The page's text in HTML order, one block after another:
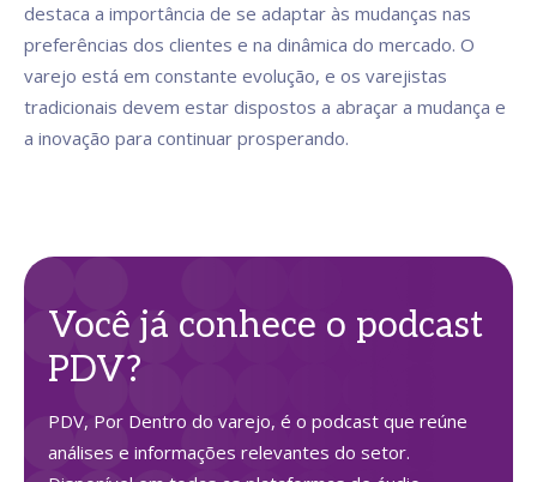
destaca a importância de se adaptar às mudanças nas
preferências dos clientes e na dinâmica do mercado. O
varejo está em constante evolução, e os varejistas
tradicionais devem estar dispostos a abraçar a mudança e
a inovação para continuar prosperando.
Você já conhece o podcast
PDV?
PDV, Por Dentro do varejo, é o podcast que reúne
análises e informações relevantes do setor.